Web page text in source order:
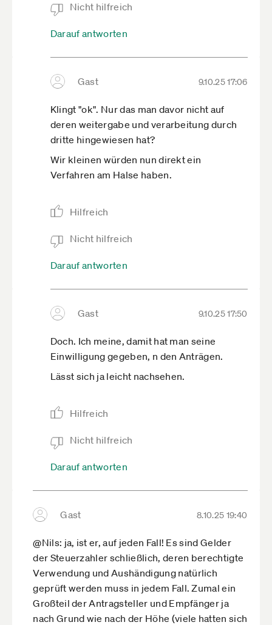
Nicht hilfreich
Darauf antworten
Gast 9.10.25 17:06
Klingt "ok". Nur das man davor nicht auf
deren weitergabe und verarbeitung durch
dritte hingewiesen hat?
Wir kleinen würden nun direkt ein
Verfahren am Halse haben.
Hilfreich
Nicht hilfreich
Darauf antworten
Gast 9.10.25 17:50
Doch. Ich meine, damit hat man seine
Einwilligung gegeben, n den Anträgen.
Lässt sich ja leicht nachsehen.
Hilfreich
Nicht hilfreich
Darauf antworten
Gast 8.10.25 19:40
@Nils: ja, ist er, auf jeden Fall! Es sind Gelder
der Steuerzahler schließlich, deren berechtigte
Verwendung und Aushändigung natürlich
geprüft werden muss in jedem Fall. Zumal ein
Großteil der Antragsteller und Empfänger ja
nach Grund wie nach der Höhe (viele hatten sich